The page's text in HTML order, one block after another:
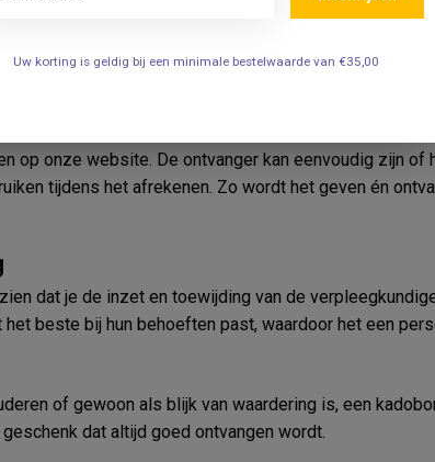
geschenk dat aan de individuele behoeften van de
instrument, een comfortabel uniform of een
bonnen zijn beschikbaar vanaf 10€.
op onze website. De ontvanger kan eenvoudig zijn of
tijdens het afrekenen. Zo wordt het geven én
dat je de inzet en toewijding van de
beste bij hun behoeften past, waardoor het een
of gewoon als blijk van waardering is, een
dat altijd goed ontvangen wordt.
Uw korting is geldig bij een minimale bestelwaarde van €35,00